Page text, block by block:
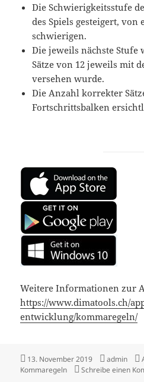
Die Schwierigkeitsstufe
des Spiels gesteigert, von
schwierigen.
Die jeweils nächste
Sätze von 12 jeweils mit
versehen wurde.
Die Anzahl korrekter
Fortschrittsbalken
Weitere Informationen zur
https://www.dimatools.ch/
entwicklung/kommaregeln/
Veröffentlicht
am
13. November 2019 Autor
admin
Kommaregeln
Schreibe einen